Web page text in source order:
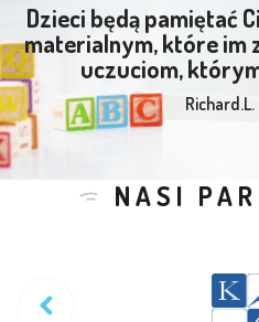
Dzieci będą pamiętać
materialnym, które im
uczuciom,
NASI